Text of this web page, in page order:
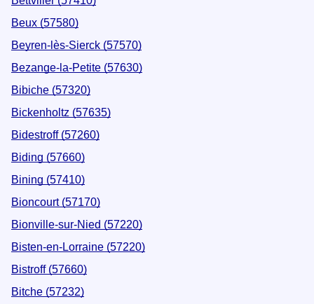
Beux (57580)
Beyren-lès-Sierck (57570)
Bezange-la-Petite (57630)
Bibiche (57320)
Bickenholtz (57635)
Bidestroff (57260)
Biding (57660)
Bining (57410)
Bioncourt (57170)
Bionville-sur-Nied (57220)
Bisten-en-Lorraine (57220)
Bistroff (57660)
Bitche (57232)